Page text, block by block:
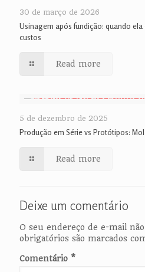
30 de março de 2026
Usinagem após fundição: quando
custos
Read more
5 de dezembro de 2025
Produção em Série vs Protótipos:
Read more
Deixe um comentário
O seu endereço de e-mail
obrigatórios são marcados
Comentário *